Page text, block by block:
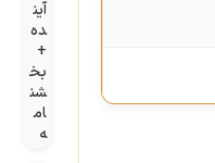
آین
ده
+
بخ
شن
ام
ه